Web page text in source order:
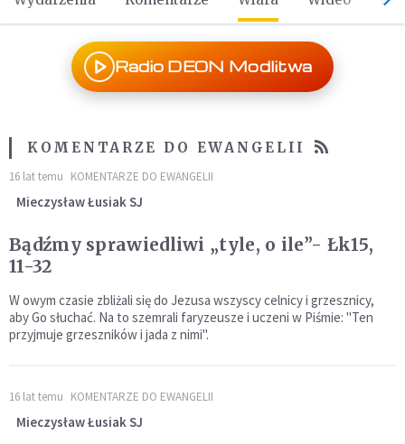
Radio DEON Modlitwa
KOMENTARZE DO EWANGELII
16 lat temu KOMENTARZE DO EWANGELII
Mieczysław Łusiak SJ
Bądźmy sprawiedliwi „tyle, o ile”- Łk15,
11-32
W owym czasie zbliżali się do Jezusa wszyscy celnicy i grzesznicy,
aby Go słuchać. Na to szemrali faryzeusze i uczeni w Piśmie: "Ten
przyjmuje grzeszników i jada z nimi".
16 lat temu KOMENTARZE DO EWANGELII
Mieczysław Łusiak SJ